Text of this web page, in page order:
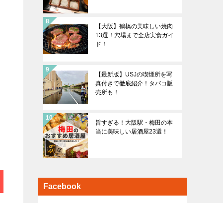
【大阪】鶴橋の美味しい焼肉
13選！穴場まで全店実食ガイ
ド！
【最新版】USJの喫煙所を写
真付きで徹底紹介！タバコ販
売所も！
旨すぎる！大阪駅・梅田の本
当に美味しい居酒屋23選！
Facebook